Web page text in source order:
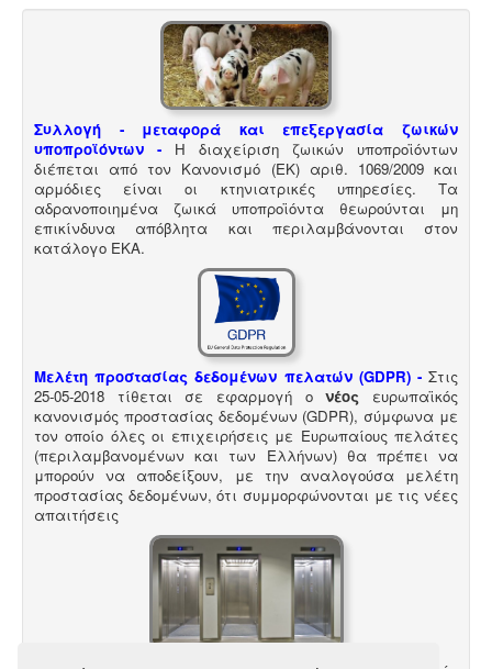
Συλλογή - μεταφορά και επεξεργασία ζωικών
υποπροϊόντων -
Η διαχείριση ζωικών υποπροϊόντων
διέπεται από τον Κανονισμό (ΕΚ) αριθ. 1069/2009 και
αρμόδιες είναι οι κτηνιατρικές υπηρεσίες. Τα
αδρανοποιημένα ζωικά υποπροϊόντα θεωρούνται μη
επικίνδυνα απόβλητα και περιλαμβάνονται στον
κατάλογο ΕΚΑ.
Μελέτη προστασίας δεδομένων πελατών (GDPR) - Στις
25-05-2018 τίθεται σε εφαρμογή ονέος ευρωπαϊκός
κανονισμός προστασίας δεδομένων (GDPR), σύμφωνα με
τον οποίο όλες οι επιχειρήσεις με Ευρωπαίους πελάτες
(περιλαμβανομένων και των Ελλήνων) θα πρέπει να
μπορούν να αποδείξουν, με την αναλογούσα μελέτη
προστασίας δεδομένων, ότι συμμορφώνονται με τις νέες
απαιτήσεις